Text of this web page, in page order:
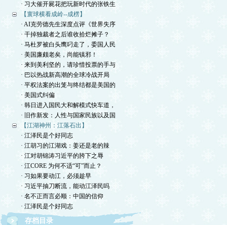
· 习大催开屍花把玩新时代的张铁生
【寰球横看成岭--成楞】
· AI克劳德先生深度点评《世界失序
· 干掉独裁者之后谁收拾烂摊子？
· 马杜罗被白头鹰叼走了，委国人民
· 美国廉颇老矣，尚能镇邪！
· 来到美利坚的，请珍惜投票的手与
· 巴以热战新高潮的全球冷战开局
· 平权法案的出笼与终结都是美国的
· 美国式纠偏
· 韩日进入国民大和解模式快车道，
· 旧作新发：人性与国家民族以及国
【江湖神州：江落石出】
· 江泽民是个好同志
· 江胡习的江湖戏：姜还是老的辣
· 江对胡锦涛习近平的胯下之辱
· 江CORE 为何不适“可”而止？
· 习如果要动江，必须趁早
· 习近平抽刀断流，能动江泽民吗
· 名不正而言必顺：中国的信仰
· 江泽民是个好同志
存档目录